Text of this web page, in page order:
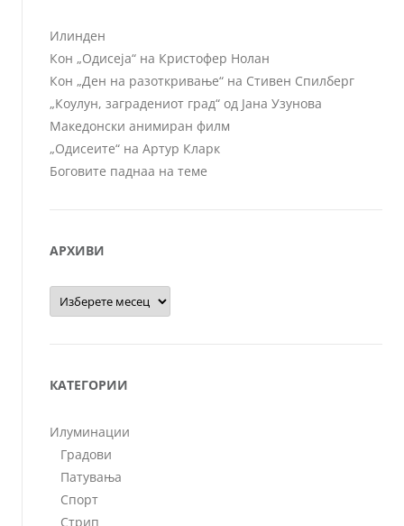
Илинден
Кон „Одисеја“ на Кристофер Нолан
Кон „Ден на разоткривање“ на Стивен Спилберг
„Коулун, заградениот град“ од Јана Узунова
Македонски анимиран филм
„Одисеите“ на Артур Кларк
Боговите паднаа на теме
АРХИВИ
Архиви
КАТЕГОРИИ
Илуминации
Градови
Патувања
Спорт
Стрип